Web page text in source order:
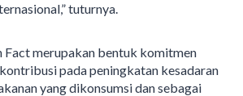
tuturnya.
merupakan bentuk komitmen
pada peningkatan kesadaran
yang dikonsumsi dan sebagai